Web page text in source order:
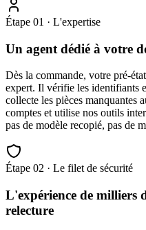
Étape 01 · L'expertise
Un agent dédié à votre
Dès la commande, votre pré-
expert. Il vérifie les identifiants
collecte les pièces manquantes
comptes et utilise nos outils
pas de modèle recopié, pas de
Étape 02 · Le filet de sécurité
L'expérience de milliers
relecture